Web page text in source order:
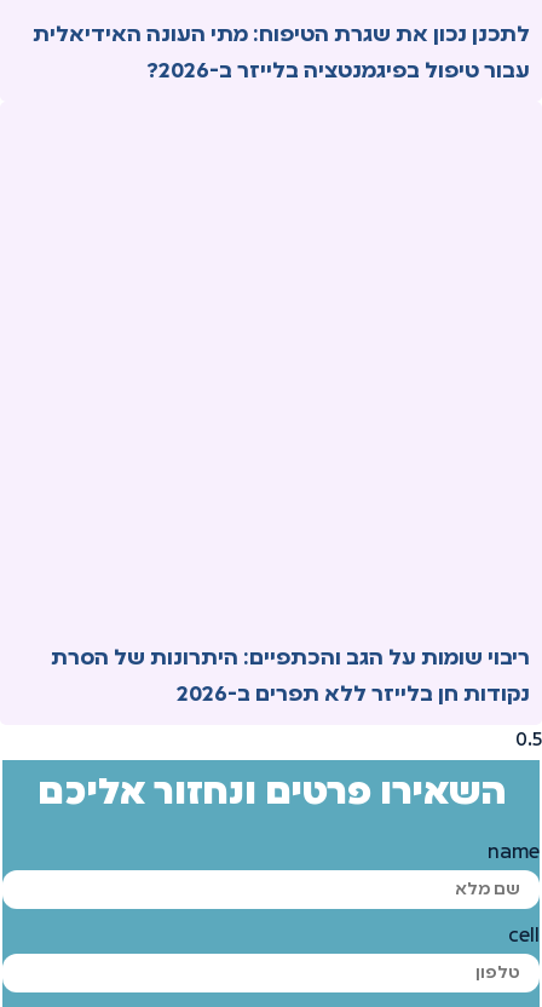
לתכנן נכון את שגרת הטיפוח: מתי העונה האידיאלית
עבור טיפול בפיגמנטציה בלייזר ב-2026?
ריבוי שומות על הגב והכתפיים: היתרונות של הסרת
נקודות חן בלייזר ללא תפרים ב-2026
השאירו פרטים ונחזור אליכם
name
cell